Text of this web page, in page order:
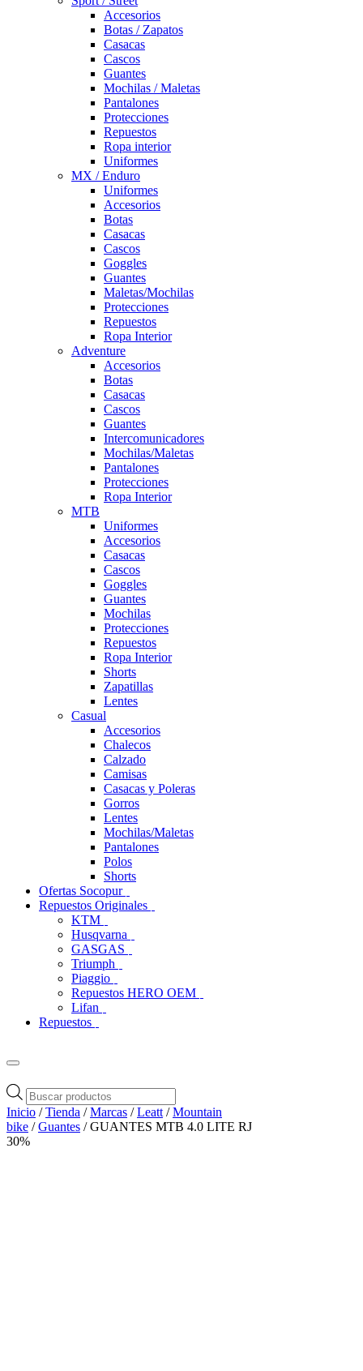
Accesorios
Botas / Zapatos
Casacas
Cascos
Guantes
Mochilas / Maletas
Pantalones
Protecciones
Repuestos
Ropa interior
Uniformes
MX / Enduro
Uniformes
Accesorios
Botas
Casacas
Cascos
Goggles
Guantes
Maletas/Mochilas
Protecciones
Repuestos
Ropa Interior
Adventure
Accesorios
Botas
Casacas
Cascos
Guantes
Intercomunicadores
Mochilas/Maletas
Pantalones
Protecciones
Ropa Interior
MTB
Uniformes
Accesorios
Casacas
Cascos
Goggles
Guantes
Mochilas
Protecciones
Repuestos
Ropa Interior
Shorts
Zapatillas
Lentes
Casual
Accesorios
Chalecos
Calzado
Camisas
Casacas y Poleras
Gorros
Lentes
Mochilas/Maletas
Pantalones
Polos
Shorts
Ofertas Socopur
Repuestos Originales
KTM
Husqvarna
GASGAS
Triumph
Piaggio
Repuestos HERO OEM
Lifan
Repuestos
Búsqueda
de
productos
Inicio /Tienda /Marcas /Leatt /Mountain
bike /Guantes / GUANTES MTB 4.0 LITE RJ
30%